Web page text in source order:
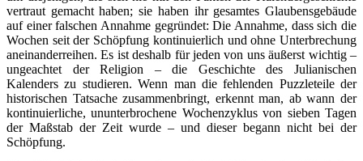
vertraut gemacht haben; sie haben ihr gesamtes Glaubensgebäude
auf einer falschen Annahme gegründet: Die Annahme, dass sich die
Wochen seit der Schöpfung kontinuierlich und ohne Unterbrechung
aneinanderreihen. Es ist deshalb für jeden von uns äußerst wichtig –
ungeachtet der Religion – die Geschichte des Julianischen
Kalenders zu studieren. Wenn man die fehlenden Puzzleteile der
historischen Tatsache zusammenbringt, erkennt man, ab wann der
kontinuierliche, ununterbrochene Wochenzyklus von sieben Tagen
der Maßstab der Zeit wurde – und dieser begann nicht bei der
Schöpfung.